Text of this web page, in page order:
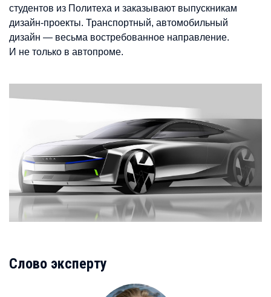
студентов из Политеха и заказывают выпускникам
дизайн-проекты. Транспортный, автомобильный
дизайн — весьма востребованное направление.
И не только в автопроме.
Слово эксперту